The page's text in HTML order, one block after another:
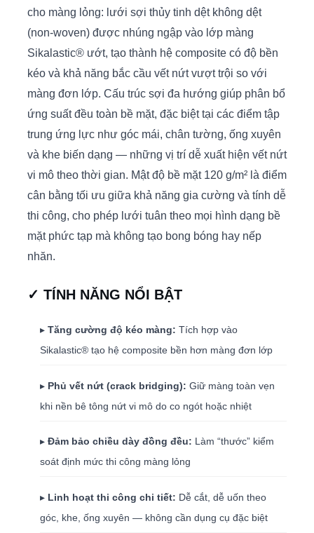
cho màng lỏng: lưới sợi thủy tinh dệt không dệt
(non-woven) được nhúng ngập vào lớp màng
Sikalastic® ướt, tạo thành hệ composite có độ bền
kéo và khả năng bắc cầu vết nứt vượt trội so với
màng đơn lớp. Cấu trúc sợi đa hướng giúp phân bổ
ứng suất đều toàn bề mặt, đặc biệt tại các điểm tập
trung ứng lực như góc mái, chân tường, ống xuyên
và khe biến dạng — những vị trí dễ xuất hiện vết nứt
vi mô theo thời gian. Mật độ bề mặt 120 g/m² là điểm
cân bằng tối ưu giữa khả năng gia cường và tính dễ
thi công, cho phép lưới tuân theo mọi hình dạng bề
mặt phức tạp mà không tạo bong bóng hay nếp
nhăn.
✓ TÍNH NĂNG NỔI BẬT
▸Tăng cường độ kéo màng: Tích hợp vào
Sikalastic® tạo hệ composite bền hơn màng đơn lớp
▸ Phủ vết nứt (crack bridging): Giữ màng toàn vẹn
khi nền bê tông nứt vi mô do co ngót hoặc nhiệt
▸Đảm bảo chiều dày đồng đều: Làm “thước” kiểm
soát định mức thi công màng lỏng
▸ Linh hoạt thi công chi tiết: Dễ cắt, dễ uốn theo
góc, khe, ống xuyên — không cần dụng cụ đặc biệt